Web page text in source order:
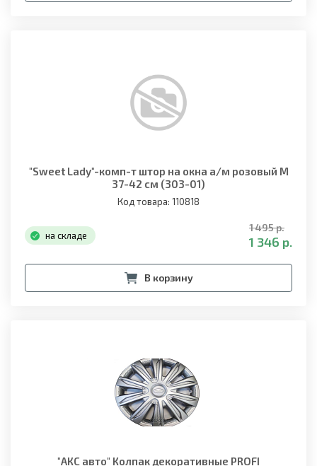
"Sweet Lady"-комп-т штор на окна а/м розовый М
37-42 см (303-01)
Код товара: 110818
на складе
1 495 р.
1 346 р.
В корзину
"АКС авто" Колпак декоративные PROFI